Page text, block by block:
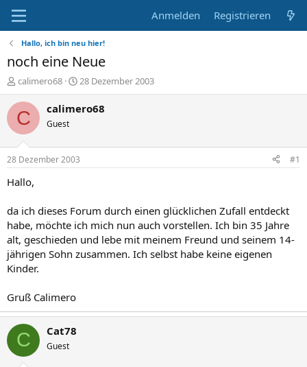
Anmelden Registrieren
Hallo, ich bin neu hier!
noch eine Neue
E
r
s
t
e
r
calimero68
E
r
s
l
t
28 Dezember 2003
C calimero68
Guest
28 Dezember 2003 #1
Hallo,
da ich dieses Forum durch einen glücklichen Zufall entdeckt
habe, möchte ich mich nun auch vorstellen. Ich bin 35 Jahre
alt, geschieden und lebe mit meinem Freund und seinem 14-
jährigen Sohn zusammen. Ich selbst habe keine eigenen
Kinder.
Gruß Calimero
C Cat78
Guest